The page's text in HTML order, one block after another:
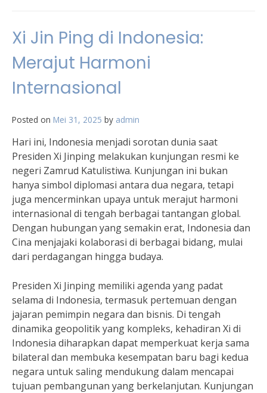
Xi Jin Ping di Indonesia:
Merajut Harmoni
Internasional
Posted on Mei 31, 2025 by admin
Hari ini, Indonesia menjadi sorotan dunia saat
Presiden Xi Jinping melakukan kunjungan resmi ke
negeri Zamrud Katulistiwa. Kunjungan ini bukan
hanya simbol diplomasi antara dua negara, tetapi
juga mencerminkan upaya untuk merajut harmoni
internasional di tengah berbagai tantangan global.
Dengan hubungan yang semakin erat, Indonesia dan
Cina menjajaki kolaborasi di berbagai bidang, mulai
dari perdagangan hingga budaya.
Presiden Xi Jinping memiliki agenda yang padat
selama di Indonesia, termasuk pertemuan dengan
jajaran pemimpin negara dan bisnis. Di tengah
dinamika geopolitik yang kompleks, kehadiran Xi di
Indonesia diharapkan dapat memperkuat kerja sama
bilateral dan membuka kesempatan baru bagi kedua
negara untuk saling mendukung dalam mencapai
tujuan pembangunan yang berkelanjutan. Kunjungan